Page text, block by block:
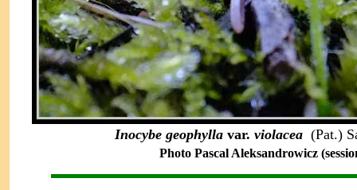
Inocybe geophylla var. violacea (Pat.)
Photo Pascal Aleksandrowicz